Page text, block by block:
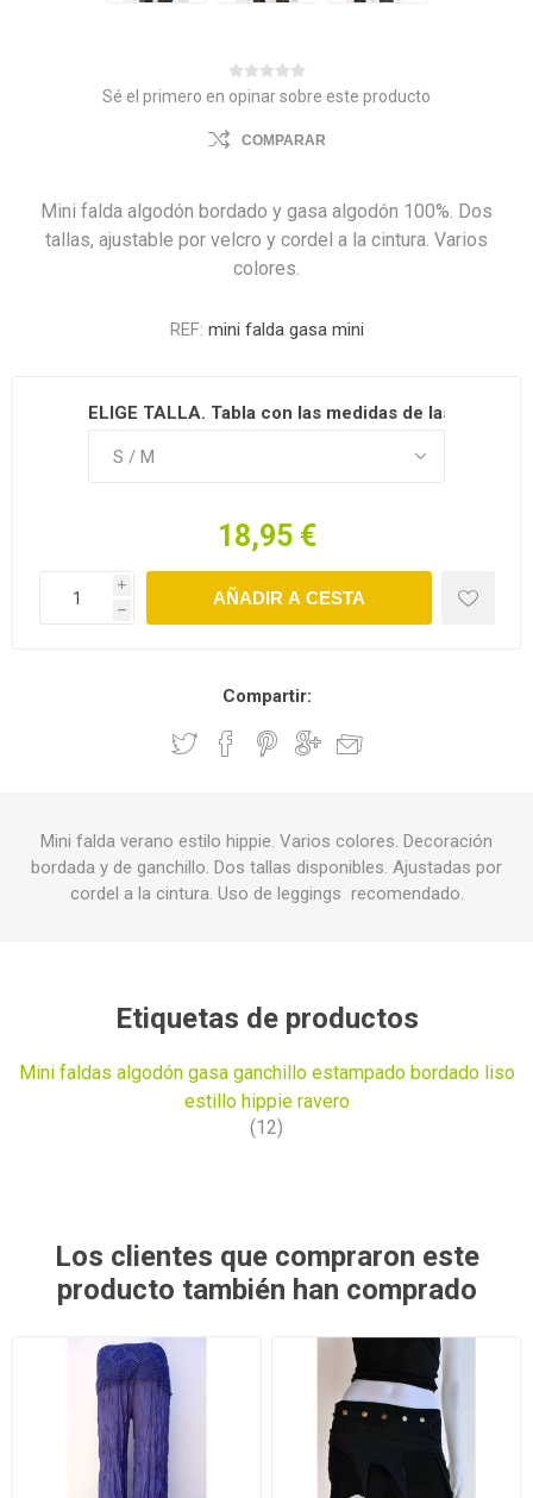
Sé el primero en opinar sobre este producto
COMPARAR
Mini falda algodón bordado y gasa algodón 100%. Dos
tallas, ajustable por velcro y cordel a la cintura. Varios
colores.
REF: mini falda gasa mini
ELIGE TALLA. Tabla con las medidas de las tallas
18,95 €
i
h
Compartir:
Mini falda verano estilo hippie. Varios colores. Decoración
bordada y de ganchillo. Dos tallas disponibles. Ajustadas por
cordel a la cintura. Uso de leggings recomendado.
Etiquetas de productos
Mini faldas algodón gasa ganchillo estampado bordado liso
estillo hippie ravero
(12)
Los clientes que compraron este
producto también han comprado